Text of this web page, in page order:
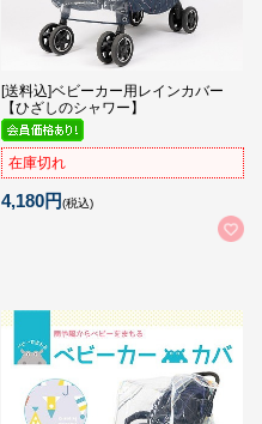
[送料込]ベビーカー用レインカバー
【ひざしのシャワー】
在庫切れ
4,180円(税込)